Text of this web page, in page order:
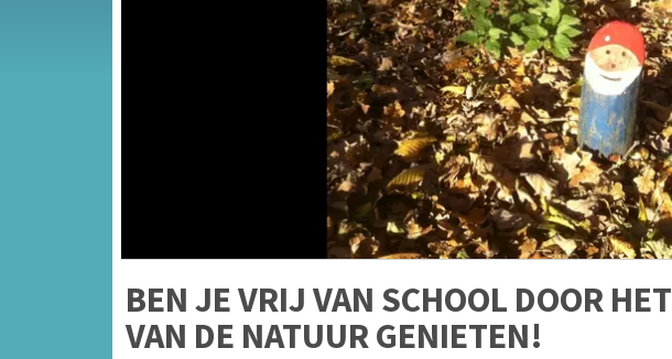
BEN JE VRIJ VAN SCHOOL DOOR
VAN DE NATUUR GENIETEN!